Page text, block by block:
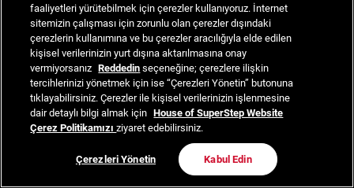
faaliyetleri yürütebilmek için çerezler kullanıyoruz. İnternet
sitemizin çalışması için zorunlu olan çerezler dışındaki
çerezlerin kullanımına ve bu çerezler aracılığıyla elde edilen
kişisel verilerinizin yurt dışına aktarılmasına onay
vermiyorsanız Reddedin seçeneğine; çerezlere ilişkin
tercihlerinizi yönetmek için ise “Çerezleri Yönetin” butonuna
tıklayabilirsiniz. Çerezler ile kişisel verilerinizin işlenmesine
dair detaylı bilgi almak için House of SuperStep Website
Çerez Politikamızıziyaret edebilirsiniz.
Çerezleri Yönetin Kabul Edin